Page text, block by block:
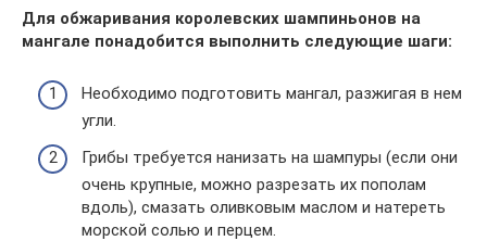
Для обжаривания королевских шампиньонов на
мангале понадобится выполнить следующие шаги:
Необходимо подготовить мангал, разжигая в нем
угли.
Грибы требуется нанизать на шампуры (если они
очень крупные, можно разрезать их пополам
вдоль), смазать оливковым маслом и натереть
морской солью и перцем.